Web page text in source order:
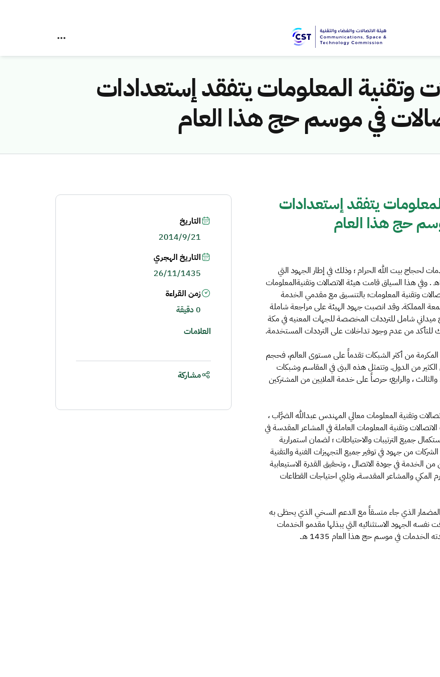
وتقنية المعلومات يتفقد إستعدادات
في موسم حج هذا العام
يتفقد إستعدادات
حج هذا العام
بيت الله الحرام ؛ وذلك في إطار الجهود التي
تبذلها جميع الأجهزة الحكومية للإستعداد لموسم حج عام ١٤٣٥هـ . وفي هذا السياق قامت هيئة الاتصالات وتقنيةالمعلومات
وتقنية المعلومات؛ بالتنسيق مع مقدمي الخدمة
المملكة. وقد انصبت جهود الهيئة على مراجعة شاملة
شامل للترددات المخصصة للجهات المعنيه في مكة
من عدم وجود تداخلات على الترددات المستخدمة.
المكرمة من أكثر الشبكات تقدماً على مستوى العالم، فحجم
من الدول. وتتمثل هذه البنى في المقاسم وشبكات
والثالث ، والرابع؛ حرصاً على خدمة الملايين من المشتركين
وتقنية المعلومات معالي المهندس عبدالله الضرَّاب ،
وتقنية المعلومات العاملة في المشاعر المقدسة في
جميع الترتيبات والاحتياطات ؛ لضمان استمرارية
من جهود في توفير جميع التجهيزات الفنية والتقنية
الخدمة في جودة الاتصال ، وتحقيق القدرة الاستيعابية
المكي والمشاعر المقدسة، وتلبي احتياجات القطاعات
الذي جاء متسقاً مع الدعم السخي الذي يحظى به
الجهود الاستثنائيه التي يبذلها مقدمو الخدمات
في موسم حج هذا العام 1435 هـ.
التاريخ
2014/9/21
التاريخ الهجري
26/11/1435
زمن القراءة
0 دقيقة
العلامات
مشاركة